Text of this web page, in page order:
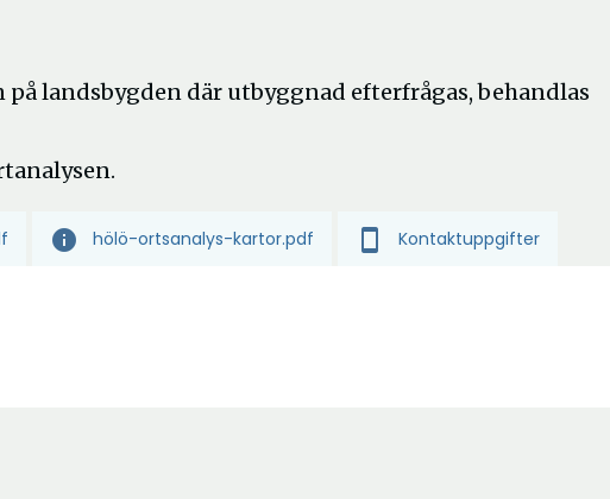
landsbygden där utbyggnad efterfrågas, behandlas
info hölö-ortsanalys-kartor.pdf smartphone Kontaktuppgifter